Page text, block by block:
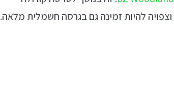
וצפויה להיות זמינה גם בגרסה חשמלית מלאה.